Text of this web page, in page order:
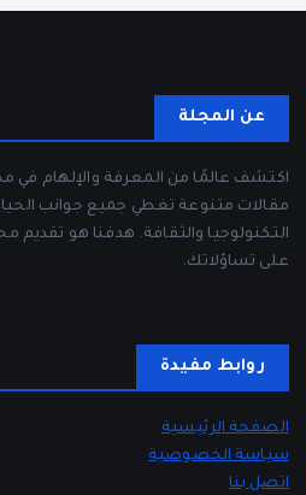
عن المجلة
اكتشف عالمًا من المعرفة والإلهام في
مقالات متنوعة تغطي جميع جوانب
التكنولوجيا والثقافة. هدفنا هو
على تساؤلاتك.
روابط مفيدة
الصفحة الرئيسية
سياسة الخصوصية
اتصل بنا